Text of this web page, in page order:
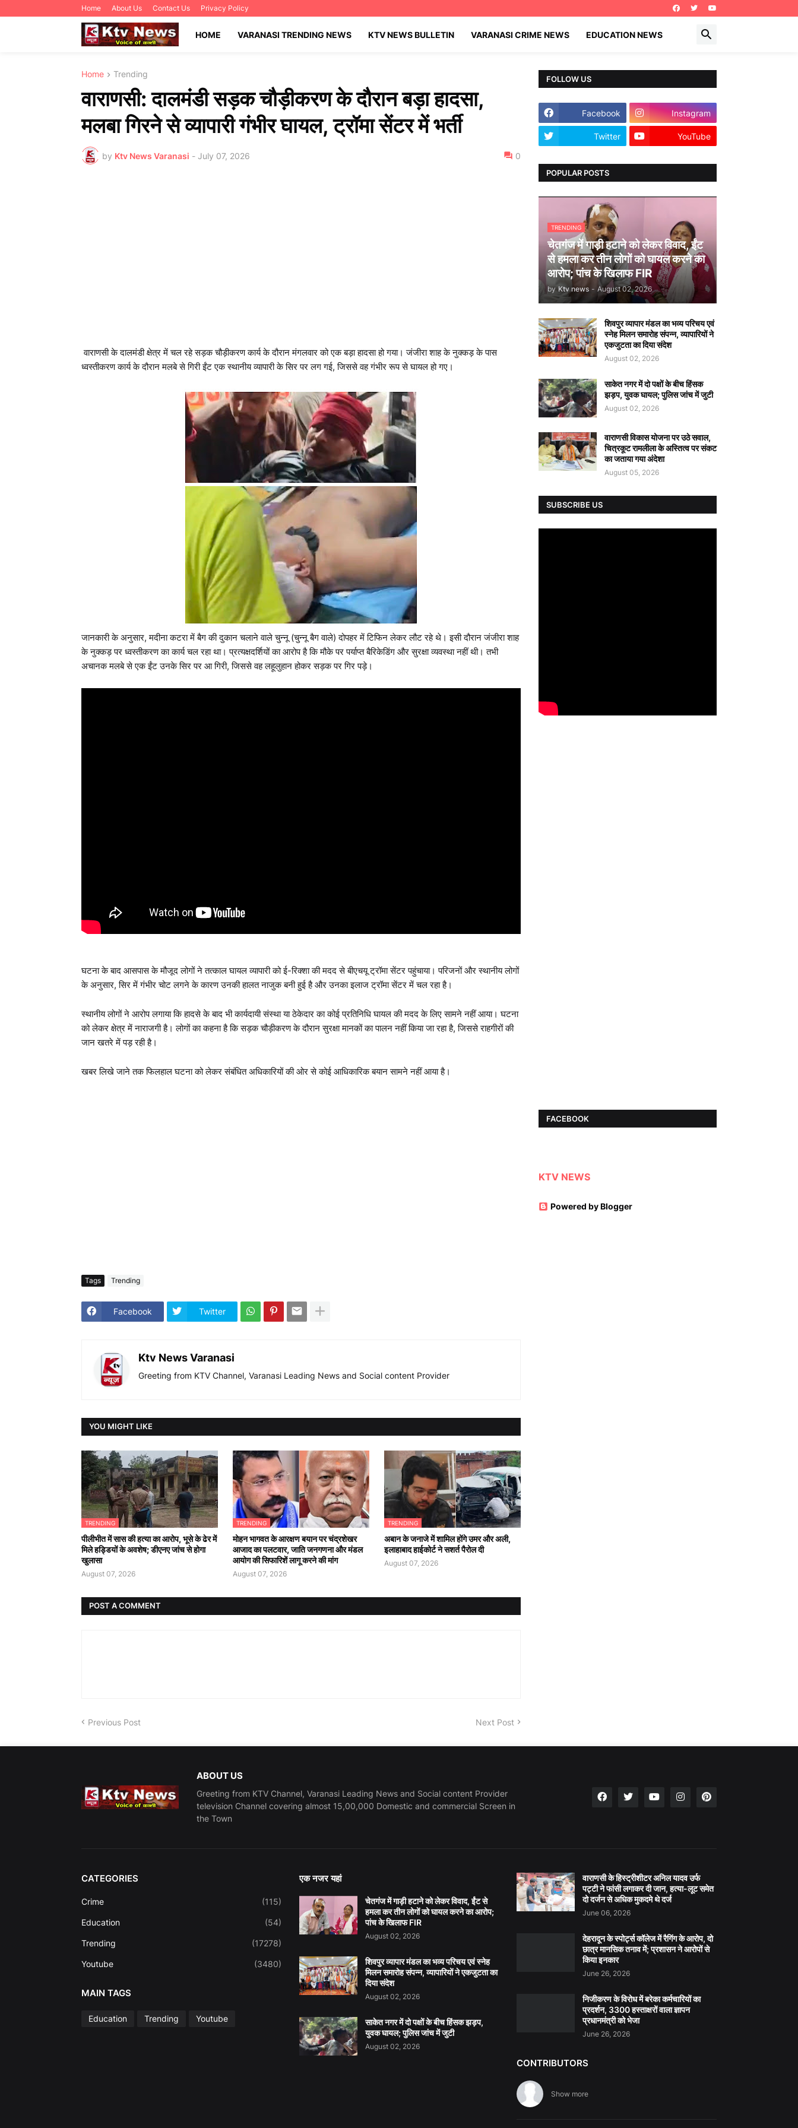
Home About Us Contact Us Privacy Policy
HOME VARANASI TRENDING NEWS KTV NEWS BULLETIN VARANASI CRIME NEWS EDUCATION NEWS
Home Trending
वाराणसी: दालमंडी सड़क चौड़ीकरण के दौरान बड़ा हादसा,
मलबा गिरने से व्यापारी गंभीर घायल, ट्रॉमा सेंटर में भर्ती
by Ktv News Varanasi - July 07, 2026 0
वाराणसी के दालमंडी क्षेत्र में चल रहे सड़क चौड़ीकरण कार्य के दौरान मंगलवार को एक बड़ा हादसा हो गया। जंजीरा शाह के नुक्कड़ के पास
ध्वस्तीकरण कार्य के दौरान मलबे से गिरी ईंट एक स्थानीय व्यापारी के सिर पर लग गई, जिससे वह गंभीर रूप से घायल हो गए।
जानकारी के अनुसार, मदीना कटरा में बैग की दुकान चलाने वाले चुन्नू (चुन्नू बैग वाले) दोपहर में टिफिन लेकर लौट रहे थे। इसी दौरान जंजीरा शाह
के नुक्कड़ पर ध्वस्तीकरण का कार्य चल रहा था। प्रत्यक्षदर्शियों का आरोप है कि मौके पर पर्याप्त बैरिकेडिंग और सुरक्षा व्यवस्था नहीं थी। तभी
अचानक मलबे से एक ईंट उनके सिर पर आ गिरी, जिससे वह लहूलुहान होकर सड़क पर गिर पड़े।
घटना के बाद आसपास के मौजूद लोगों ने तत्काल घायल व्यापारी को ई-रिक्शा की मदद से बीएचयू ट्रॉमा सेंटर पहुंचाया। परिजनों और स्थानीय लोगों
के अनुसार, सिर में गंभीर चोट लगने के कारण उनकी हालत नाजुक बनी हुई है और उनका इलाज ट्रॉमा सेंटर में चल रहा है।
स्थानीय लोगों ने आरोप लगाया कि हादसे के बाद भी कार्यदायी संस्था या ठेकेदार का कोई प्रतिनिधि घायल की मदद के लिए सामने नहीं आया। घटना
को लेकर क्षेत्र में नाराजगी है। लोगों का कहना है कि सड़क चौड़ीकरण के दौरान सुरक्षा मानकों का पालन नहीं किया जा रहा है, जिससे राहगीरों की
जान खतरे में पड़ रही है।
खबर लिखे जाने तक फिलहाल घटना को लेकर संबंधित अधिकारियों की ओर से कोई आधिकारिक बयान सामने नहीं आया है।
Tags Trending
Facebook Twitter
Ktv News Varanasi
Greeting from KTV Channel, Varanasi Leading News and Social content Provider
YOU MIGHT LIKE
TRENDING
पीलीभीत में सास की हत्या का आरोप, भूसे के ढेर में
मिले हड्डियों के अवशेष; डीएनए जांच से होगा
खुलासा
August 07, 2026
TRENDING
मोहन भागवत के आरक्षण बयान पर चंद्रशेखर
आजाद का पलटवार, जाति जनगणना और मंडल
आयोग की सिफारिशें लागू करने की मांग
August 07, 2026
TRENDING
अबान के जनाजे में शामिल होंगे उमर और अली,
इलाहाबाद हाईकोर्ट ने सशर्त पैरोल दी
August 07, 2026
POST A COMMENT
Previous Post Next Post
FOLLOW US
Facebook Instagram
Twitter YouTube
POPULAR POSTS
TRENDING
चेतगंज में गाड़ी हटाने को लेकर विवाद, ईंट
से हमला कर तीन लोगों को घायल करने का
आरोप; पांच के खिलाफ FIR
by Ktv news - August 02, 2026
शिवपुर व्यापार मंडल का भव्य परिचय एवं
स्नेह मिलन समारोह संपन्न, व्यापारियों ने
एकजुटता का दिया संदेश
August 02, 2026
साकेत नगर में दो पक्षों के बीच हिंसक
झड़प, युवक घायल; पुलिस जांच में जुटी
August 02, 2026
वाराणसी विकास योजना पर उठे सवाल,
चित्रकूट रामलीला के अस्तित्व पर संकट
का जताया गया अंदेशा
August 05, 2026
SUBSCRIBE US
FACEBOOK
KTV NEWS
Powered by Blogger
ABOUT US
Greeting from KTV Channel, Varanasi Leading News and Social content Provider
television Channel covering almost 15,00,000 Domestic and commercial Screen in
the Town
CATEGORIES
Crime (115)
Education (54)
Trending (17278)
Youtube (3480)
MAIN TAGS
Education Trending Youtube
एक नजर यहां
चेतगंज में गाड़ी हटाने को लेकर विवाद, ईंट से
हमला कर तीन लोगों को घायल करने का आरोप;
पांच के खिलाफ FIR
August 02, 2026
शिवपुर व्यापार मंडल का भव्य परिचय एवं स्नेह
मिलन समारोह संपन्न, व्यापारियों ने एकजुटता का
दिया संदेश
August 02, 2026
साकेत नगर में दो पक्षों के बीच हिंसक झड़प,
युवक घायल; पुलिस जांच में जुटी
August 02, 2026
वाराणसी के हिस्ट्रीशीटर अनिल यादव उर्फ
पट्टी ने फांसी लगाकर दी जान, हत्या-लूट समेत
दो दर्जन से अधिक मुकदमे थे दर्ज
June 06, 2026
देहरादून के स्पोर्ट्स कॉलेज में रैगिंग के आरोप, दो
छात्र मानसिक तनाव में; प्रशासन ने आरोपों से
किया इनकार
June 26, 2026
निजीकरण के विरोध में बरेका कर्मचारियों का
प्रदर्शन, 3300 हस्ताक्षरों वाला ज्ञापन
प्रधानमंत्री को भेजा
June 26, 2026
CONTRIBUTORS
Show more